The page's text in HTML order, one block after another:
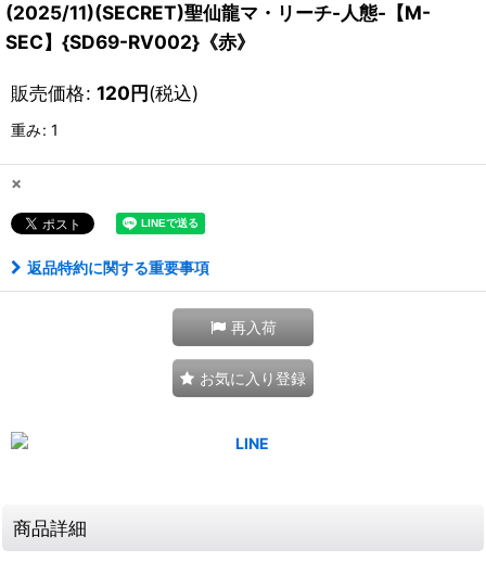
(2025/11)(SECRET)聖仙龍マ・リーチ-人態-【M-
SEC】{SD69-RV002}《赤》
販売価格: 120円(税込)
重み: 1
×
返品特約に関する重要事項
再入荷
お気に入り登録
商品詳細